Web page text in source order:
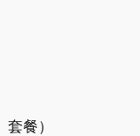
餐）